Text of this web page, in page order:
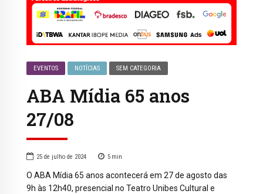
EVENTOS NOTÍCIAS SEM CATEGORIA
ABA Mídia 65 anos
27/08
25 de julho de 2024 5 min
O ABA Mídia 65 anos acontecerá em 27 de agosto das
9h às 12h40, presencial no Teatro Unibes Cultural e